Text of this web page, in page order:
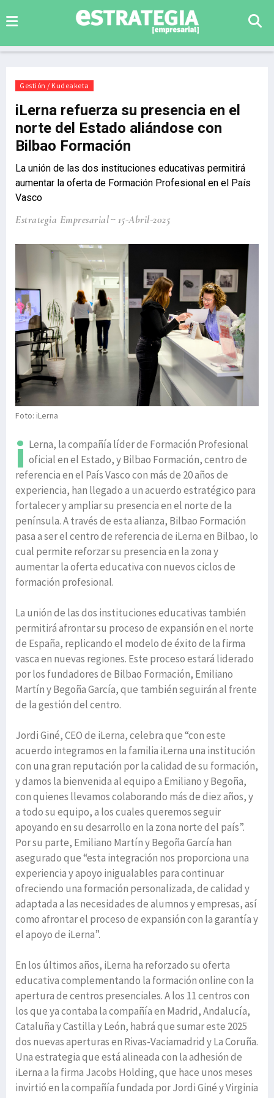
Gestión / Kudeaketa
iLerna refuerza su presencia en el
norte del Estado aliándose con
Bilbao Formación
La unión de las dos instituciones educativas permitirá
aumentar la oferta de Formación Profesional en el País
Vasco
Estrategia Empresarial 15-Abril-2025
Foto: iLerna
i Lerna, la compañía líder de Formación Profesional
oficial en el Estado, y Bilbao Formación, centro de
referencia en el País Vasco con más de 20 años de
experiencia, han llegado a un acuerdo estratégico para
fortalecer y ampliar su presencia en el norte de la
península. A través de esta alianza, Bilbao Formación
pasa a ser el centro de referencia de iLerna en Bilbao, lo
cual permite reforzar su presencia en la zona y
aumentar la oferta educativa con nuevos ciclos de
formación profesional.
La unión de las dos instituciones educativas también
permitirá afrontar su proceso de expansión en el norte
de España, replicando el modelo de éxito de la firma
vasca en nuevas regiones. Este proceso estará liderado
por los fundadores de Bilbao Formación, Emiliano
Martín y Begoña García, que también seguirán al frente
de la gestión del centro.
Jordi Giné, CEO de iLerna, celebra que “con este
acuerdo integramos en la familia iLerna una institución
con una gran reputación por la calidad de su formación,
y damos la bienvenida al equipo a Emiliano y Begoña,
con quienes llevamos colaborando más de diez años, y
a todo su equipo, a los cuales queremos seguir
apoyando en su desarrollo en la zona norte del país”.
Por su parte, Emiliano Martín y Begoña García han
asegurado que “esta integración nos proporciona una
experiencia y apoyo inigualables para continuar
ofreciendo una formación personalizada, de calidad y
adaptada a las necesidades de alumnos y empresas, así
como afrontar el proceso de expansión con la garantía y
el apoyo de iLerna”.
En los últimos años, iLerna ha reforzado su oferta
educativa complementando la formación online con la
apertura de centros presenciales. A los 11 centros con
los que ya contaba la compañía en Madrid, Andalucía,
Cataluña y Castilla y León, habrá que sumar este 2025
dos nuevas aperturas en Rivas-Vaciamadrid y La Coruña.
Una estrategia que está alineada con la adhesión de
iLerna a la firma Jacobs Holding, que hace unos meses
invirtió en la compañía fundada por Jordi Giné y Virginia